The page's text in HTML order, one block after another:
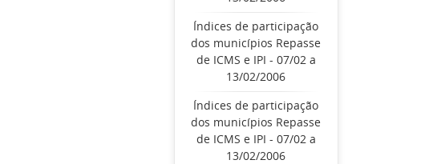
Índices de participação
dos municípios Repasse
de ICMS e IPI - 07/02 a
13/02/2006
Índices de participação
dos municípios Repasse
de ICMS e IPI - 07/02 a
13/02/2006